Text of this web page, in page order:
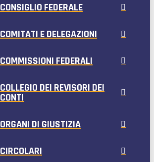
CONSIGLIO FEDERALE
COMITATI E DELEGAZIONI
COMMISSIONI FEDERALI
COLLEGIO DEI REVISORI DEI
CONTI
ORGANI DI GIUSTIZIA
CIRCOLARI